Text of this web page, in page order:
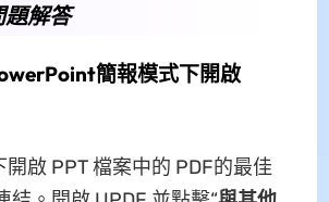
題解答
簡報模式下開啟
啟 PPT 檔案中的 PDF的最佳